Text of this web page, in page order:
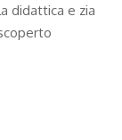
didattica e zia